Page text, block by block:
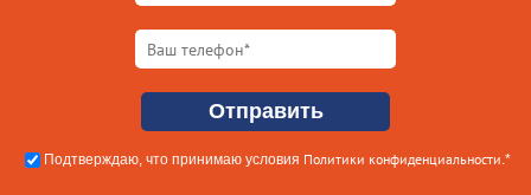
Подтверждаю, что принимаю условия Политики конфиденциальности .*